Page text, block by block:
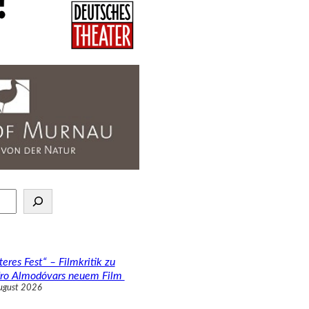
Fest“ – Filmkritik zu
Almodóvars neuem Film
2026